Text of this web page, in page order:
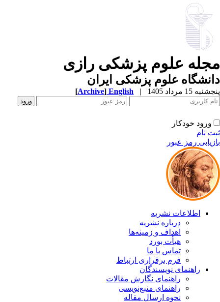
علوم پزشکی رازی
علوم پزشکی ایران
15 مرداد 1405 |
English
[Archive]
ورود خودکار
نام
رمز عبور
اطلاعات نشریه
درباره نشریه
اهداف و زمینه‌ها
هیأت بورد
تماس با ما
فرم برقراری ارتباط
راهنمای نویسندگان
راهنمای نگارش مقالات
راهنمای منبع‌نویسی
نحوه ارسال مقاله